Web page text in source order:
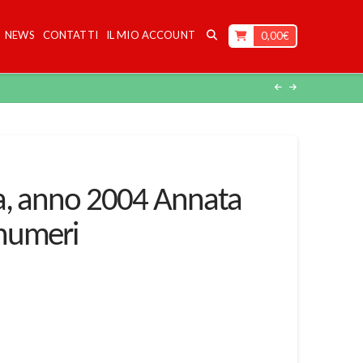
NEWS CONTATTI IL MIO ACCOUNT 0,00€
anno 2004 Annata